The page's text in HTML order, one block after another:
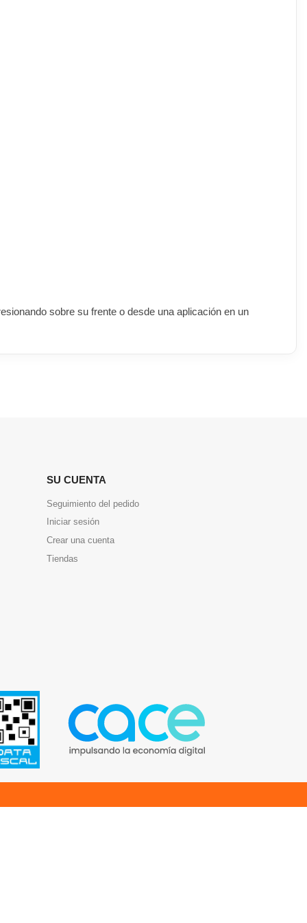
sobre su frente o desde una aplicación en un
SU CUENTA
Seguimiento del pedido
Iniciar sesión
Crear una cuenta
Tiendas